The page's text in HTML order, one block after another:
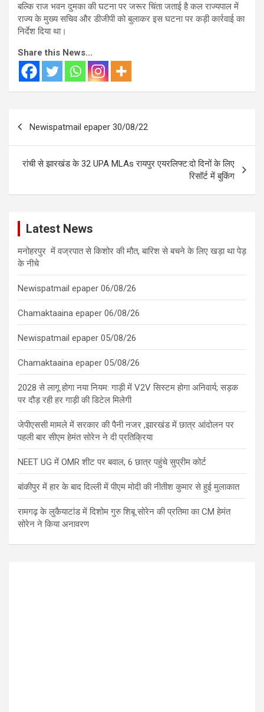
बल्कि राज भवन दुमका की घटना पर जरूर चिंता जताई है कल राज्यपाल में
राज्य के मुख्य सचिव और डीजीपी को बुलाकर इस घटना पर कड़ी कार्रवाई का
निर्देश दिया था।
Share this News...
navigation
Newispatmail epaper 30/08/22
रांची से झारखंड के 32 UPA MLAs रायपुर एयरलिफ्ट:दो दिनों के लिए
रिसॉर्ट में बुकिंग
Latest News
मनोहरपुर में वज्रपात से किशोर की मौत, बारिश से बचने के लिए खड़ा था पेड़
के नीचे
Newispatmail epaper 06/08/26
Chamaktaaina epaper 06/08/26
Newispatmail epaper 05/08/26
Chamaktaaina epaper 05/08/26
2028 से लागू होगा नया नियम: गाड़ी में V2V सिस्टम होगा अनिवार्य; सड़क
पर दौड़ रही हर गाड़ी की डिटेल मिलेगी
जेपीएससी मामले में सरकार की पैनी नजर ,झारखंड में छात्र आंदोलन पर
पहली बार सीएम हेमंत सोरेन ने दी प्रतिक्रिया
NEET UG में OMR शीट पर बवाल, 6 छात्र पहुंचे सुप्रीम कोर्ट
बांकीपुर में हार के बाद दिल्ली में पीएम मोदी की नीतीश कुमार से हुई मुलाकात
रामगढ़ के लुकैयाटांड में दिशोम गुरु शिबू सोरेन की प्रतिमा का CM हेमंत
सोरेन ने किया अनावरण